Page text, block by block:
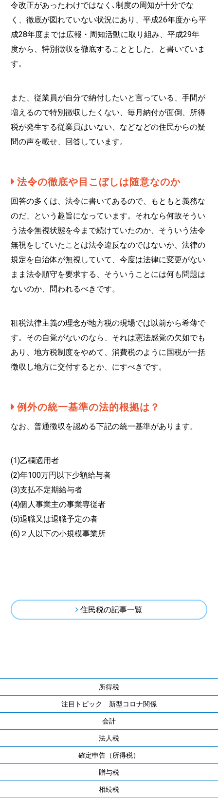
令改正があったわけではなく､制度の周知が十分でな
く、徹底が図れていない状況にあり、平成26年度から平
成28年度までは広報・周知活動に取り組み、平成29年
度から、特別徴収を徹底することとした、と書いていま
す。
また、従業員が自分で納付したいと言っている、手間が
増えるので特別徴収したくない、毎月納付が面倒、所得
税が発生する従業員はいない、などなどの住民からの疑
問の声を載せ、回答しています。
法令の徹底や目こぼしは随意なのか
回答の多くは、法令に書いてあるので、もともと義務な
のだ、という趣旨になっています。それなら何故そうい
う法令無視状態を今まで続けていたのか、そういう法令
無視をしていたことは法令違反なのではないか、法律の
規定を自治体が無視していて、今度は法律に変更がない
まま法令順守を要求する、そういうことには何も問題は
ないのか、問われるべきです。
租税法律主義の理念が地方税の現場では以前から希薄で
す。その自覚がないのなら、それは憲法感覚の欠如でも
あり、地方税制度をやめて、消費税のように国税が一括
徴収し地方に交付するとか、にすべきです。
例外の統一基準の法的根拠は？
なお、普通徴収を認める下記の統一基準があります。
(1)乙欄適用者
(2)年100万円以下少額給与者
(3)支払不定期給与者
(4)個人事業主の事業専従者
(5)退職又は退職予定の者
(6)２人以下の小規模事業所
住民税の記事一覧
所得税
注目トピック 新型コロナ関係
会計
法人税
確定申告（所得税）
贈与税
相続税